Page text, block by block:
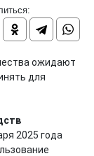
ожидают
для
2025 года